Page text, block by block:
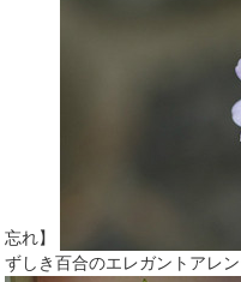
忘れ】
ずしき百合のエレガントアレン